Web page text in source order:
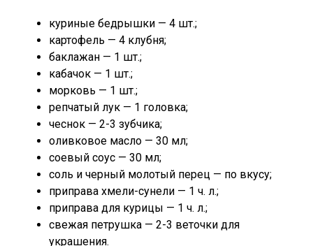
куриные бедрышки — 4 шт.;
картофель — 4 клубня;
баклажан — 1 шт.;
кабачок — 1 шт.;
морковь — 1 шт.;
репчатый лук — 1 головка;
чеснок — 2-3 зубчика;
оливковое масло — 30 мл;
соевый соус — 30 мл;
соль и черный молотый перец — по вкусу;
приправа хмели-сунели — 1 ч. л.;
приправа для курицы — 1 ч. л.;
свежая петрушка — 2-3 веточки для
украшения.